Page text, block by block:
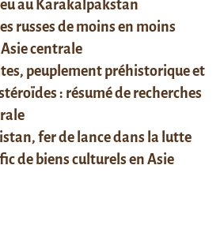
au Karakalpakstan
russes de moins en moins
centrale
peuplement préhistorique et
: résumé de recherches
fer de lance dans la lutte
de biens culturels en Asie